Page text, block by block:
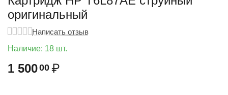
оригинальный
Написать отзыв
Наличие: 18 шт.
1 50000 ₽